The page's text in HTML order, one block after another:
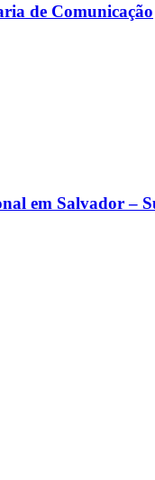
de Comunicação
em Salvador –